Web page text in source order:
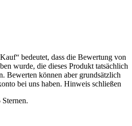
bedeutet, dass die Bewertung von
wurde, die dieses Produkt tatsächlich
Bewerten können aber grundsätzlich
bei uns haben. Hinweis schließen